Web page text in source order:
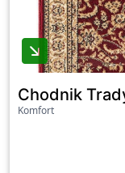
Chodnik
Komfort